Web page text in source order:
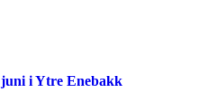
juni i Ytre Enebakk